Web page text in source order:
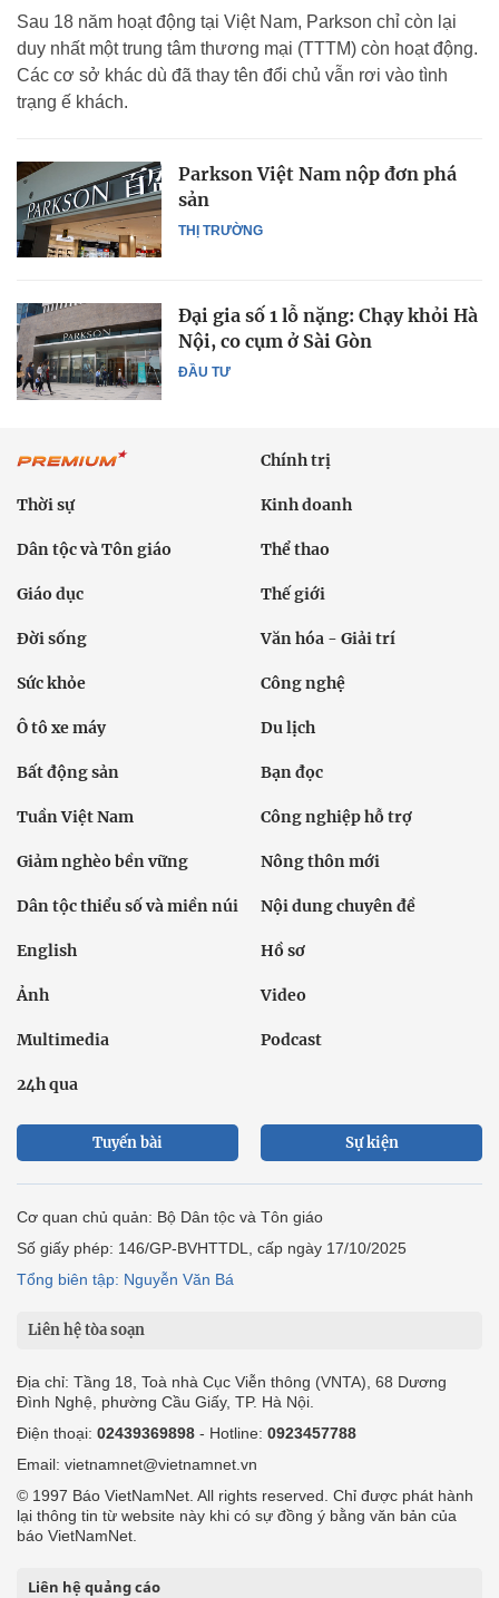
Sau 18 năm hoạt động tại Việt Nam, Parkson chỉ còn lại
duy nhất một trung tâm thương mại (TTTM) còn hoạt động.
Các cơ sở khác dù đã thay tên đổi chủ vẫn rơi vào tình
trạng ế khách.
THỊ TRƯỜNG
Parkson Việt Nam nộp đơn phá
sản
ĐẦU TƯ
Đại gia số 1 lỗ nặng: Chạy khỏi Hà
Nội, co cụm ở Sài Gòn
Chính trị
Thời sự Kinh doanh
Dân tộc và Tôn giáo Thể thao
Giáo dục Thế giới
Đời sống Văn hóa - Giải trí
Sức khỏe Công nghệ
Ô tô xe máy Du lịch
Bất động sản Bạn đọc
Tuần Việt Nam Công nghiệp hỗ trợ
Giảm nghèo bền vững Nông thôn mới
Dân tộc thiểu số và miền núi Nội dung chuyên đề
English Hồ sơ
Ảnh Video
Multimedia Podcast
24h qua
Tuyến bài Sự kiện
Cơ quan chủ quản: Bộ Dân tộc và Tôn giáo
Số giấy phép: 146/GP-BVHTTDL, cấp ngày 17/10/2025
Tổng biên tập: Nguyễn Văn Bá
Liên hệ tòa soạn
Địa chỉ: Tầng 18, Toà nhà Cục Viễn thông (VNTA), 68 Dương
Đình Nghệ, phường Cầu Giấy, TP. Hà Nội.
Điện thoại: 02439369898 - Hotline: 0923457788
Email: vietnamnet@vietnamnet.vn
© 1997 Báo VietNamNet. All rights reserved. Chỉ được phát hành
lại thông tin từ website này khi có sự đồng ý bằng văn bản của
báo VietNamNet.
Liên hệ quảng cáo